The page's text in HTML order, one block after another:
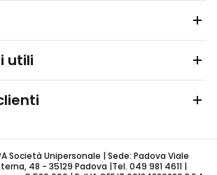
utili
Società Unipersonale | Sede: Padova Viale
48 - 35129 Padova |Tel. 049 981 4611 |